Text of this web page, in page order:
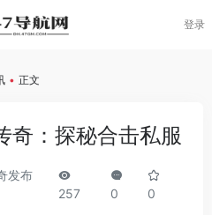
登录
• 正文
奇：探秘合击私服
发布
257 0 0